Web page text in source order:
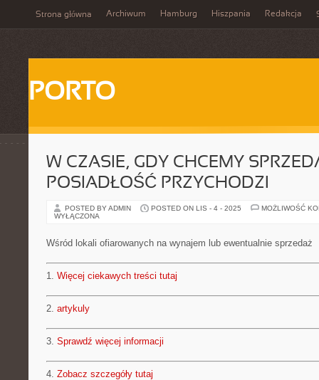
Strona główna Archiwum Hamburg Hiszpania Redakcja
PORTO
W CZASIE, GDY CHCEMY
POSIADŁOŚĆ PRZYCHODZI
POSTED BY ADMIN POSTED ON LIS - 4 - 2025
MOŻLIWOŚĆ
WYŁĄCZONA
Wśród lokali ofiarowanych na wynajem lub ewentualnie sprzedaż
1. Więcej ciekawych treści tutaj
2. artykuly
3. Sprawdź więcej informacji
4. Zobacz szczegóły tutaj